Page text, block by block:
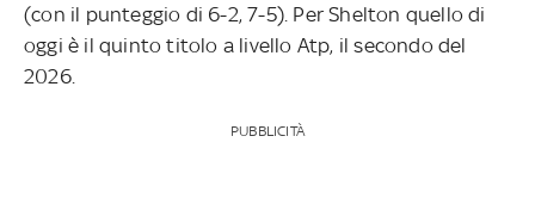
(con il punteggio di 6-2, 7-5). Per Shelton quello di
oggi è il quinto titolo a livello Atp, il secondo del
2026.
PUBBLICITÀ